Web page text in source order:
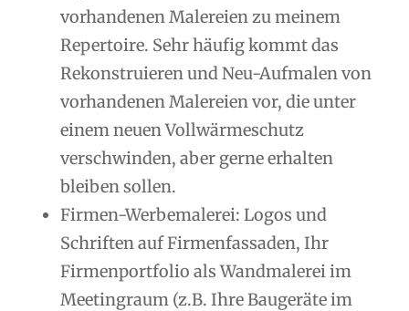
vorhandenen Malereien zu meinem
Repertoire. Sehr häufig kommt das
Rekonstruieren und Neu-Aufmalen von
vorhandenen Malereien vor, die unter
einem neuen Vollwärmeschutz
verschwinden, aber gerne erhalten
bleiben sollen.
Firmen-Werbemalerei: Logos und
Schriften auf Firmenfassaden, Ihr
Firmenportfolio als Wandmalerei im
Meetingraum (z.B. Ihre Baugeräte im